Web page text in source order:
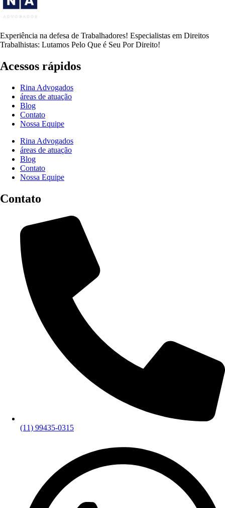
Experiência na defesa de Trabalhadores! Especialistas em Direitos
Trabalhistas: Lutamos Pelo Que é Seu Por Direito!
Acessos rápidos
Rina Advogados
áreas de atuação
Blog
Contato
Nossa Equipe
Rina Advogados
áreas de atuação
Blog
Contato
Nossa Equipe
Contato
(11) 99435-0315